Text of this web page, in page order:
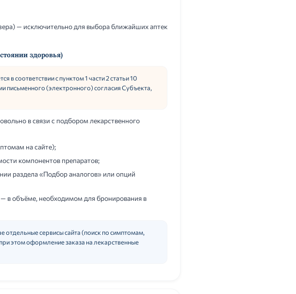
— исключительно для выбора ближайших аптек
здоровья)
в соответствии с пунктом 1 части 2 статьи 10
письменного (электронного) согласия Субъекта,
в связи с подбором лекарственного
на сайте);
компонентов препаратов;
раздела «Подбор аналогов» или опций
в объёме, необходимом для бронирования в
отдельные сервисы сайта (поиск по симптомам,
этом оформление заказа на лекарственные